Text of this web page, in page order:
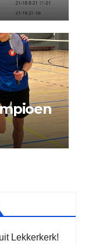
Lekkerkerk!